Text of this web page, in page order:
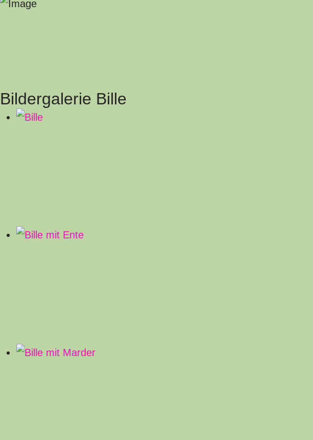
Bildergalerie Bille